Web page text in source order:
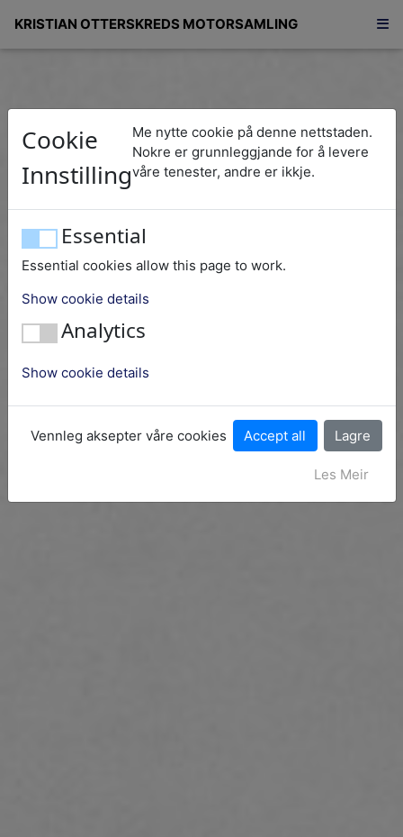
KRISTIAN OTTERSKREDS MOTORSAMLING
Cookie
Innstilling
Me nytte cookie på denne nettstaden.
Nokre er grunnleggjande for å levere
våre tenester, andre er ikkje.
Essential
Essential cookies allow this page to work.
Show cookie details
Analytics
Show cookie details
Vennleg aksepter våre cookies
Les Meir